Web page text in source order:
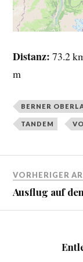
Distanz 73.2
m
BERNER
TANDEM
VORHERIGER
Ausflug auf